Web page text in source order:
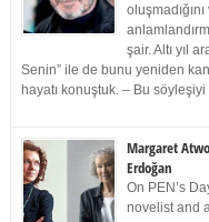
şair. Altı yıl
Senin” ile de bunu yeniden
hayatı konuştuk. – Bu
Margaret
Erdoğan
On PEN’s
novelist and